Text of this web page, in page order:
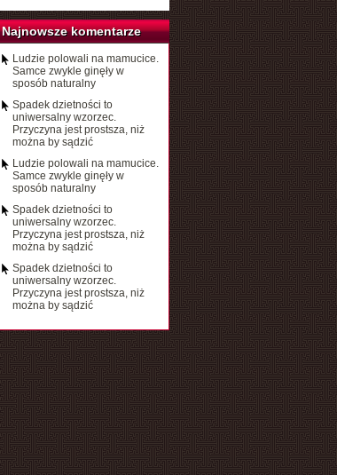
Najnowsze komentarze
Ludzie polowali na mamucice.
Samce zwykle ginęły w
sposób naturalny
Spadek dzietności to
uniwersalny wzorzec.
Przyczyna jest prostsza, niż
można by sądzić
Ludzie polowali na mamucice.
Samce zwykle ginęły w
sposób naturalny
Spadek dzietności to
uniwersalny wzorzec.
Przyczyna jest prostsza, niż
można by sądzić
Spadek dzietności to
uniwersalny wzorzec.
Przyczyna jest prostsza, niż
można by sądzić